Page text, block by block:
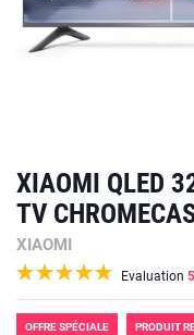
XIAOMI QLED
TV
XIAOMI
Evaluation 5
OFFRE SPÉCIALE PRODUIT